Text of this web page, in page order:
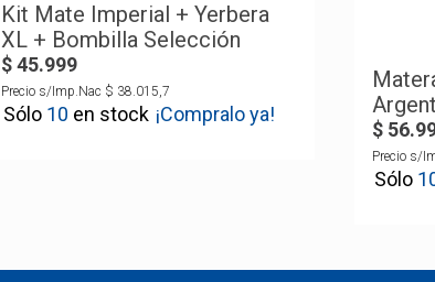
Kit Mate Imperial + Yerbera
XL + Bombilla Selección
Argentina
$ 45.999
Precio s/Imp.Nac $ 38.015,7
10 ¡Compralo ya!
$ 56.
Precio s/